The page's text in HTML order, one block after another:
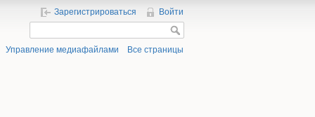
Зарегистрироваться Войти
Управление медиафайлами Все страницы